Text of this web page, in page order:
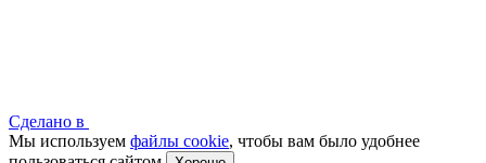
Сделано в
Мы используем файлы cookie, чтобы вам было удобнее